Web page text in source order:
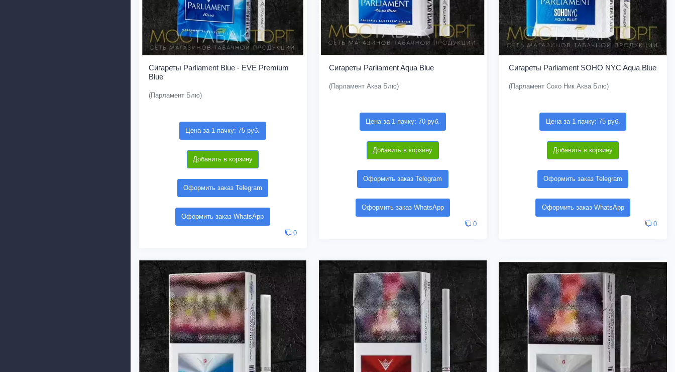
Сигареты Parliament Blue - EVE Premium
Blue
(Парламент Блю)
Цена за 1 пачку: 75 руб.
Добавить в корзину
Оформить заказ Telegram
Оформить заказ WhatsApp
0
Сигареты Parliament Aqua Blue
(Парламент Аква Блю)
Цена за 1 пачку: 70 руб.
Добавить в корзину
Оформить заказ Telegram
Оформить заказ WhatsApp
0
Сигареты Parliament SOHO NYC Aqua Blue
(Парламент Сохо Ник Аква Блю)
Цена за 1 пачку: 75 руб.
Добавить в корзину
Оформить заказ Telegram
Оформить заказ WhatsApp
0